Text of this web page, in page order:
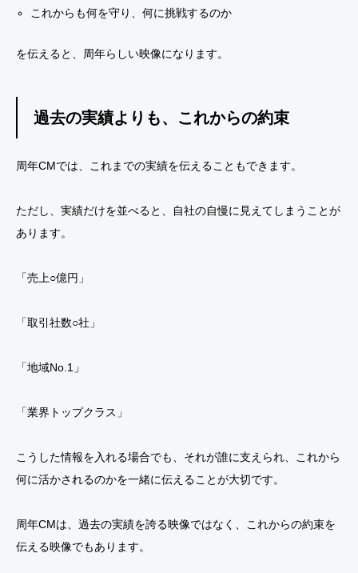
これからも何を守り、何に挑戦するのか
を伝えると、周年らしい映像になります。
過去の実績よりも、これからの約束
周年CMでは、これまでの実績を伝えることもできます。
ただし、実績だけを並べると、自社の自慢に見えてしまうことが
あります。
「売上○億円」
「取引社数○社」
「地域No.1」
「業界トップクラス」
こうした情報を入れる場合でも、それが誰に支えられ、これから
何に活かされるのかを一緒に伝えることが大切です。
周年CMは、過去の実績を誇る映像ではなく、これからの約束を
伝える映像でもあります。